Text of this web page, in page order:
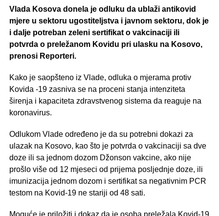
Vlada Kosova donela je odluku da ublaži antikovid
mjere u sektoru ugostiteljstva i javnom sektoru, dok je
i dalje potreban zeleni sertifikat o vakcinaciji ili
potvrda o preležanom Kovidu pri ulasku na Kosovo,
prenosi Reporteri.
Kako je saopšteno iz Vlade, odluka o mjerama protiv
Kovida -19 zasniva se na proceni stanja intenziteta
širenja i kapaciteta zdravstvenog sistema da reaguje na
koronavirus.
Odlukom Vlade određeno je da su potrebni dokazi za
ulazak na Kosovo, kao što je potvrda o vakcinaciji sa dve
doze ili sa jednom dozom Džonson vakcine, ako nije
prošlo više od 12 mjeseci od prijema posljednje doze, ili
imunizacija jednom dozom i sertifikat sa negativnim PCR
testom na Kovid-19 ne stariji od 48 sati.
Moguće je priložiti i dokaz da je osoba preležala Kovid-19